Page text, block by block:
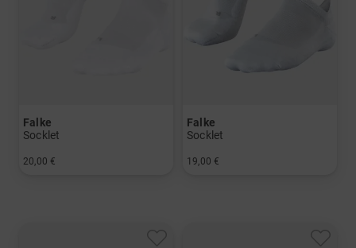
Falke
Socklet
20,00 €
Falke
Socklet
19,00 €